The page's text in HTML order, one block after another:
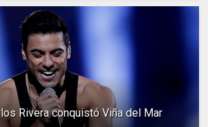
Rivera conquistó Viña del Mar